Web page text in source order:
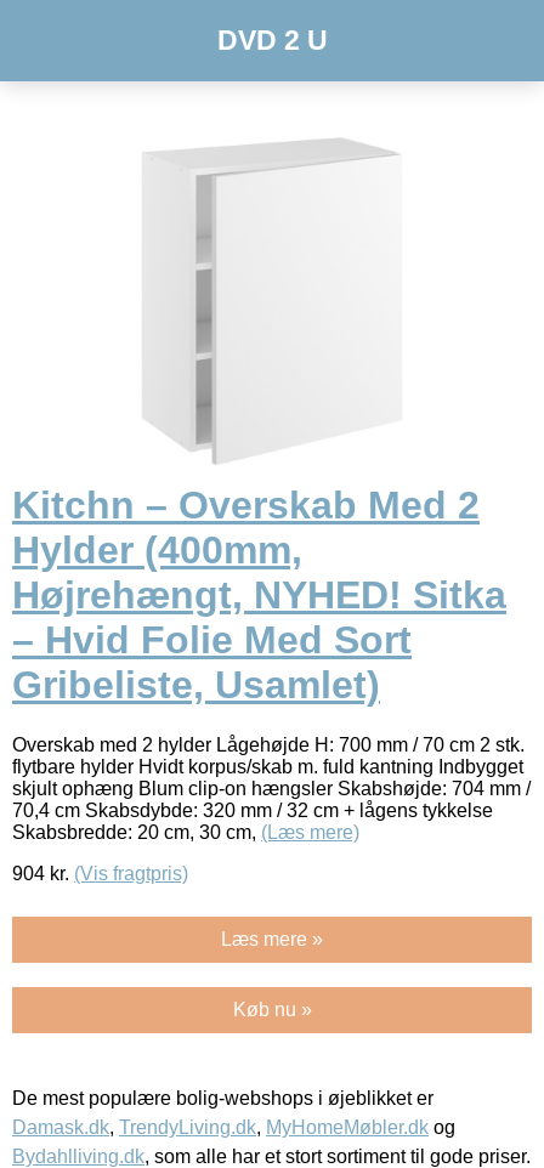
DVD 2 U
Kitchn – Overskab Med 2
Hylder (400mm,
Højrehængt, NYHED! Sitka
– Hvid Folie Med Sort
Gribeliste, Usamlet)
Overskab med 2 hylder Lågehøjde H: 700 mm / 70 cm 2 stk.
flytbare hylder Hvidt korpus/skab m. fuld kantning Indbygget
skjult ophæng Blum clip-on hængsler Skabshøjde: 704 mm /
70,4 cm Skabsdybde: 320 mm / 32 cm + lågens tykkelse
Skabsbredde: 20 cm, 30 cm, (Læs mere)
904 kr. (Vis fragtpris)
Læs mere »
Køb nu »
De mest populære bolig-webshops i øjeblikket er
Damask.dk, TrendyLiving.dk, MyHomeMøbler.dk og
Bydahlliving.dk, som alle har et stort sortiment til gode priser.